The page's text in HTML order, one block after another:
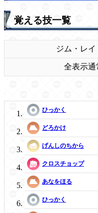
覚える技一覧
ジム・レイ
全表示通
ひっかく
どろかけ
げんしのちから
クロスチョップ
あなをほる
ひっかく